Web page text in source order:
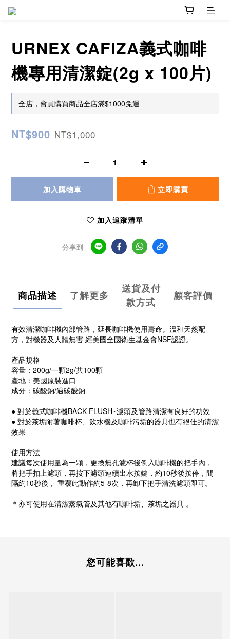
URNEX CAFIZA義式咖啡
機專用清潔錠(2g x 100片)
全店，會員購買商品全店滿$1000免運
NT$900 NT$1,000
加入購物車 立即購買
加入追蹤清單
分享到
商品描述 了解更多
送貨及付
款方式
顧客評價
有效清潔咖啡機內部管路，延長咖啡機使用壽命。溫和天然配
方，對機器及人體無害 經美國全國衛生基金會NSF認證。
產品規格
容量：200g/一顆2g/共100顆
產地：美國原裝進口
成分：碳酸鈉/過碳酸鈉
● 對於義式咖啡機BACK FLUSH~濾頭及管路清潔有良好的功效
● 對於茶垢附著咖啡杯、飲水機及咖啡污垢的器具也有絕佳的清潔
效果
使用方法
建議每次使用量為一顆，更換無孔濾杯後倒入咖啡機的把手內，
將把手扣上濾頭，再按下濾頭連續出水按鍵，約10秒後按停，間
隔約10秒後， 重覆此動作約5-8次，再卸下把手清洗濾頭即可。
＊亦可使用在清潔蒸氣管及其他有咖啡垢、茶垢之器具 。
您可能喜歡...